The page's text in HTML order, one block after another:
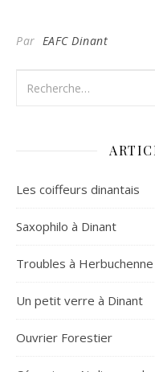
Par EAFC Dinant
Les coiffeurs dinantais
Saxophilo à Dinant
Troubles à Herbuchenne
Un petit verre à Dinant
Ouvrier Forestier